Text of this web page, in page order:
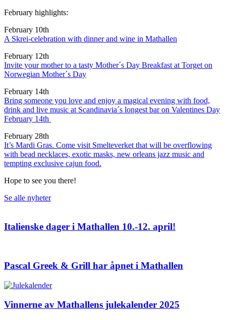
February highlights:
February 10th
A Skrei-celebration with dinner and wine in Mathallen
February 12th
Invite your mother to a tasty Mother´s Day Breakfast at Torget on
Norwegian Mother´s Day
February 14th
Bring someone you love and enjoy a magical evening with food,
drink and live music at Scandinavia´s longest bar on Valentines Day
February 14th
February 28th
It’s Mardi Gras. Come visit Smelteverket that will be overflowing
with bead necklaces, exotic masks, new orleans jazz music and
tempting exclusive cajun food.
Hope to see you there!
Se alle nyheter
Italienske dager i Mathallen 10.-12. april!
Pascal Greek & Grill har åpnet i Mathallen
Vinnerne av Mathallens julekalender 2025